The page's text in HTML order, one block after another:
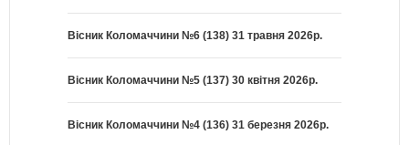
Вісник Коломаччини №6 (138) 31 травня 2026р.
Вісник Коломаччини №5 (137) 30 квітня 2026р.
Вісник Коломаччини №4 (136) 31 березня 2026р.